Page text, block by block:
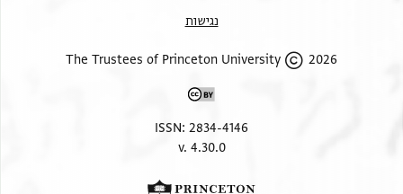
נגישות
2026 The Trustees of Princeton University
ISSN: 2834-4146
v. 4.30.0